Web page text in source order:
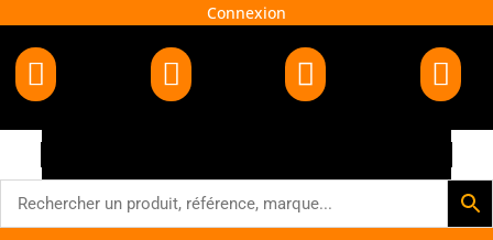
Connexion
   